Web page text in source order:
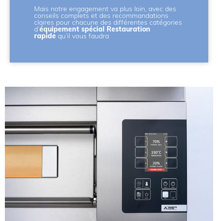
Mais notre engagement va plus loin, avec des
conseils complets et des recommandations
claires pour chacune des différentes catégories
d’équipement spécial Restauration
rapide qu’il vous faudra